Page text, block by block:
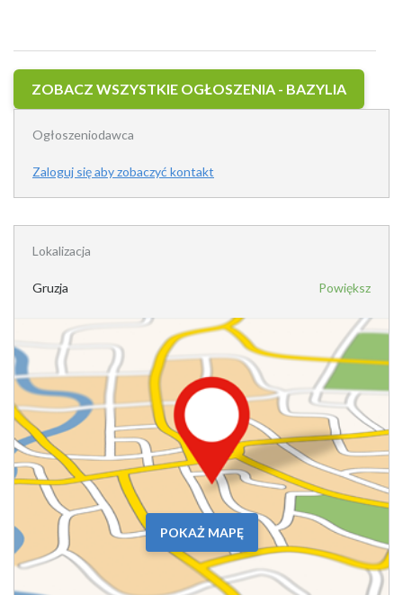
ZOBACZ WSZYSTKIE OGŁOSZENIA - BAZYLIA
Ogłoszeniodawca
Zaloguj się aby zobaczyć kontakt
Lokalizacja
Gruzja Powiększ
POKAŻ MAPĘ